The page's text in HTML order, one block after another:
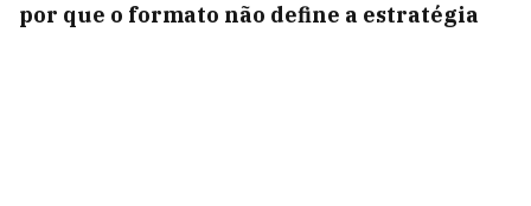
por que o formato não define a estratégia